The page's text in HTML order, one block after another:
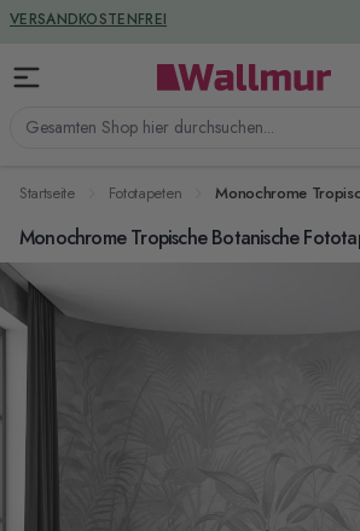
Zum Inhalt springen
Gesamten Shop hier durchsuchen...
VERSANDKOSTENFREI
GREENGUARD ZERTIFIZIERT
Startseite Fototapeten
Monochrome Tropische Botanische